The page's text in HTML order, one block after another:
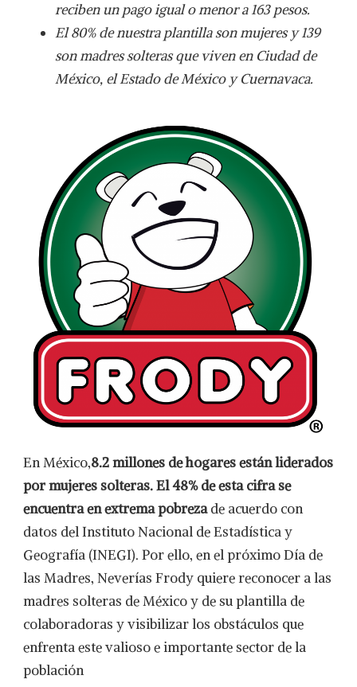
reciben un pago igual o menor a 163 pesos.
El 80% de nuestra plantilla son mujeres y 139
son madres solteras que viven en Ciudad de
México, el Estado de México y Cuernavaca.
En México,8.2 millones de hogares están liderados
por mujeres solteras. El 48% de esta cifra se
encuentra en extrema pobrezade acuerdo con
datos del Instituto Nacional de Estadística y
Geografía (INEGI). Por ello, en el próximo Día de
las Madres, Neverías Frody quiere reconocer a las
madres solteras de México y de su plantilla de
colaboradoras y visibilizar los obstáculos que
enfrenta este valioso e importante sector de la
población